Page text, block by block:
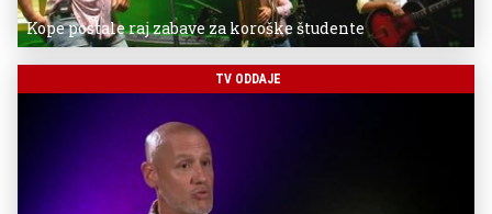
Kope postale raj zabave za koroške študente
TV ODDAJE